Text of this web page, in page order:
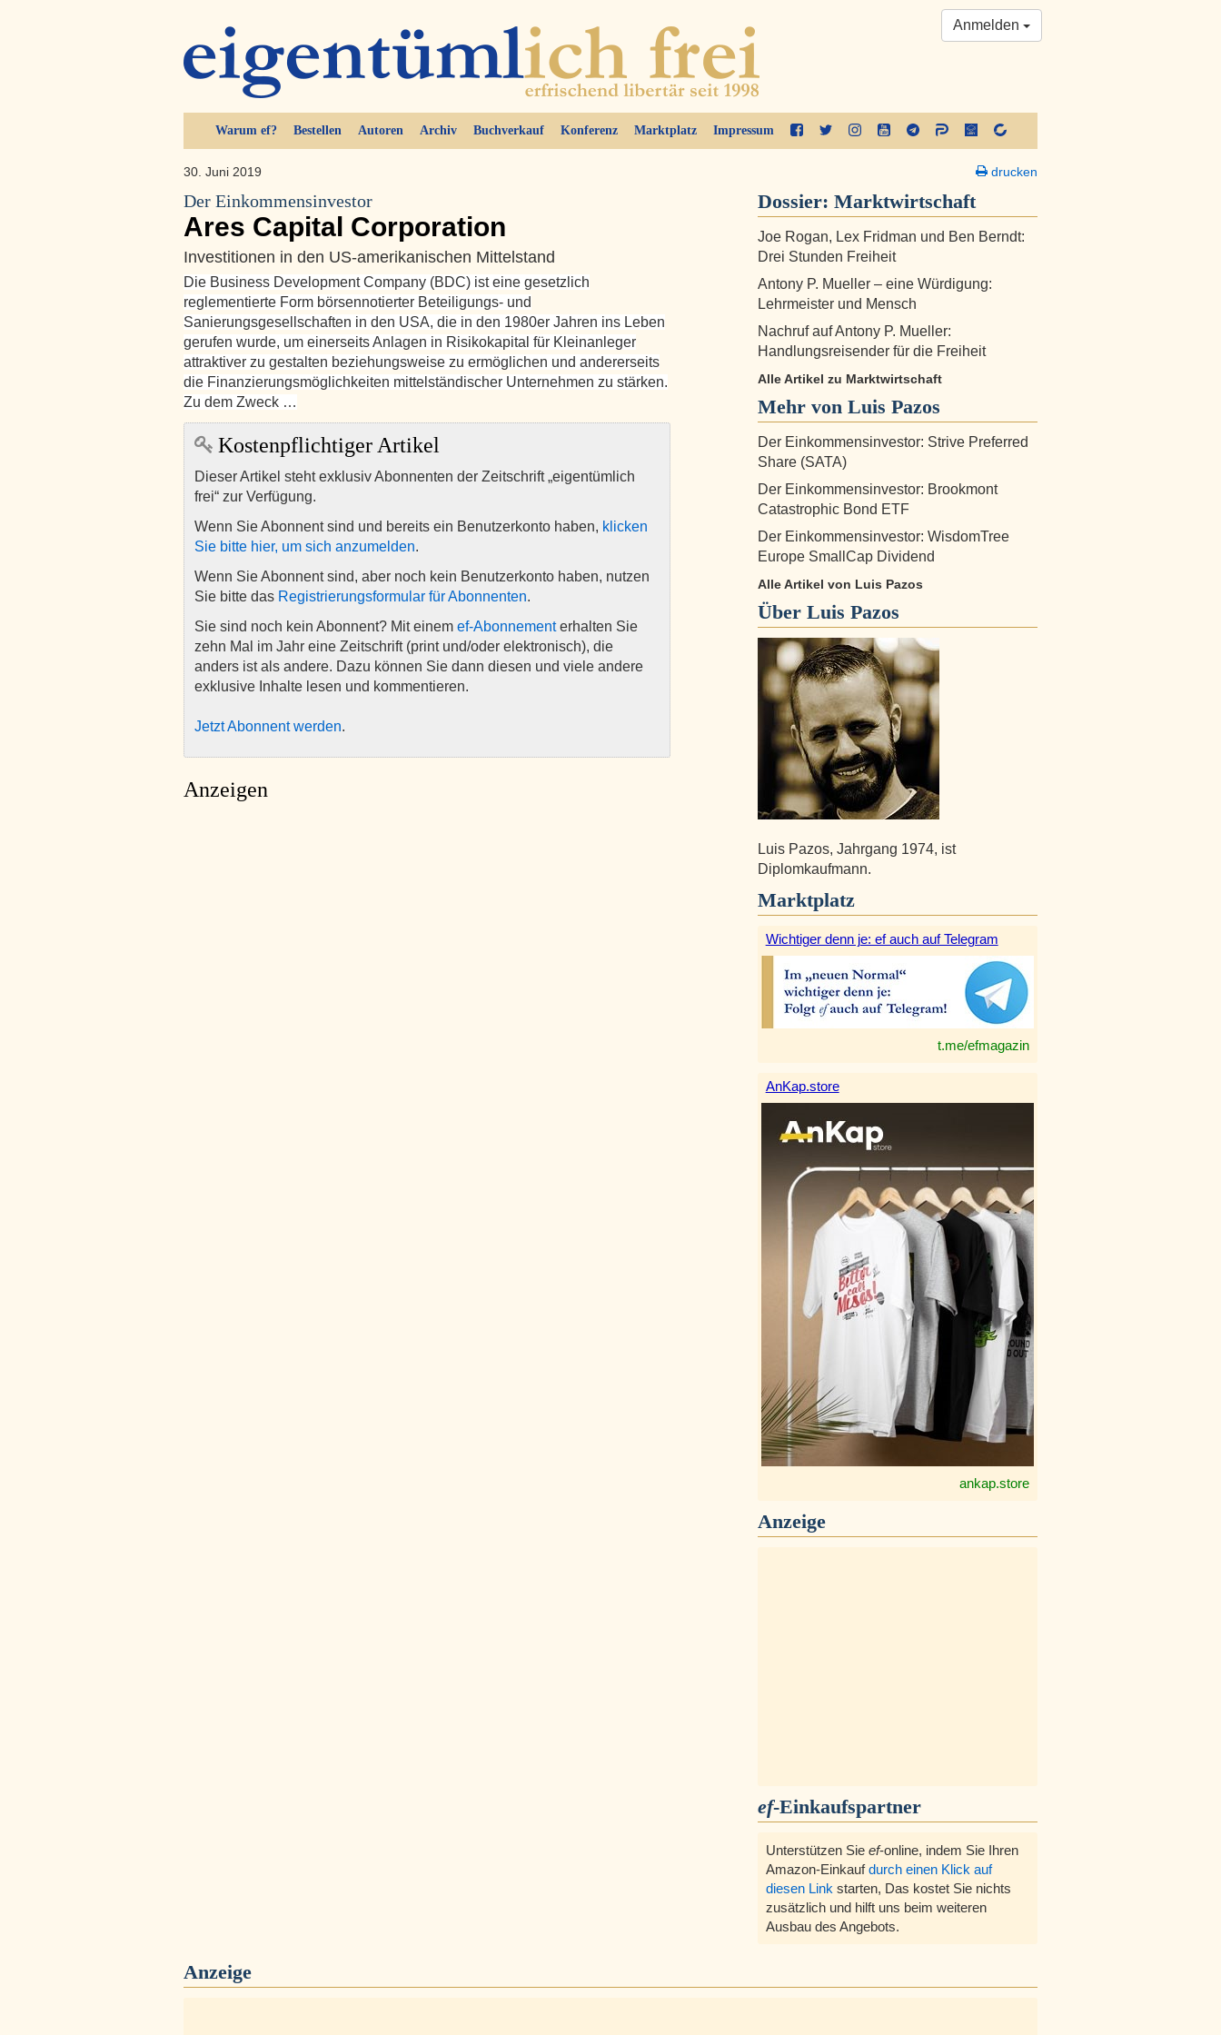
Warum ef? Bestellen Autoren Archiv Buchverkauf Konferenz Marktplatz Impressum
Anmelden
30. Juni 2019
Der Einkommensinvestor
Ares Capital Corporation
Investitionen in den US-amerikanischen Mittelstand
Die Business Development Company (BDC) ist eine gesetzlich
reglementierte Form börsennotierter Beteiligungs- und
Sanierungsgesellschaften in den USA, die in den 1980er Jahren ins Leben
gerufen wurde, um einerseits Anlagen in Risikokapital für Kleinanleger
attraktiver zu gestalten beziehungsweise zu ermöglichen und andererseits
die Finanzierungsmöglichkeiten mittelständischer Unternehmen zu stärken.
Zu dem Zweck …
Kostenpflichtiger Artikel
Dieser Artikel steht exklusiv Abonnenten der Zeitschrift „eigentümlich
frei“ zur Verfügung.
Wenn Sie Abonnent sind und bereits ein Benutzerkonto haben, klicken
Sie bitte hier, um sich anzumelden.
Wenn Sie Abonnent sind, aber noch kein Benutzerkonto haben, nutzen
Sie bitte das Registrierungsformular für Abonnenten.
Sie sind noch kein Abonnent? Mit einem ef-Abonnementerhalten Sie
zehn Mal im Jahr eine Zeitschrift (print und/oder elektronisch), die
anders ist als andere. Dazu können Sie dann diesen und viele andere
exklusive Inhalte lesen und kommentieren.
Jetzt Abonnent werden.
Anzeigen
drucken
Dossier: Marktwirtschaft
Joe Rogan, Lex Fridman und Ben Berndt:
Drei Stunden Freiheit
Antony P. Mueller – eine Würdigung:
Lehrmeister und Mensch
Nachruf auf Antony P. Mueller:
Handlungsreisender für die Freiheit
Alle Artikel zu Marktwirtschaft
Mehr von Luis Pazos
Der Einkommensinvestor: Strive Preferred
Share (SATA)
Der Einkommensinvestor: Brookmont
Catastrophic Bond ETF
Der Einkommensinvestor: WisdomTree
Europe SmallCap Dividend
Alle Artikel von Luis Pazos
Über Luis Pazos
Luis Pazos, Jahrgang 1974, ist
Diplomkaufmann.
Marktplatz
Wichtiger denn je: ef auch auf Telegram
t.me/efmagazin
AnKap.store
ankap.store
Anzeige
ef-Einkaufspartner
Unterstützen Sie ef-online, indem Sie Ihren
Amazon-Einkaufdurch einen Klick auf
diesen Link starten, Das kostet Sie nichts
zusätzlich und hilft uns beim weiteren
Ausbau des Angebots.
Anzeige